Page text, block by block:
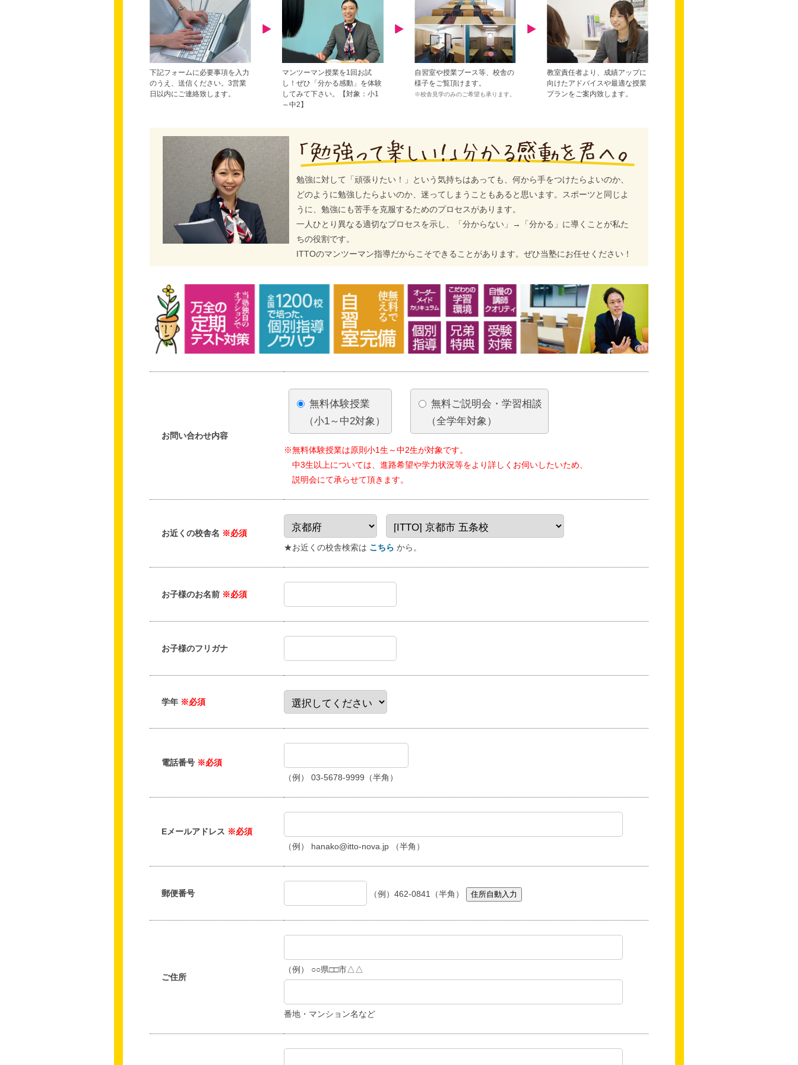
下記フォームに必要事項を入力
のうえ、送信ください。3営業
日以内にご連絡致します。
マンツーマン授業を1回お試
し！ぜひ「分かる感動」を体験
してみて下さい。【対象：小1
～中2】
自習室や授業ブース等、校舎の
様子をご覧頂けます。
※校舎見学のみのご希望も承ります。
教室責任者より、成績アップに
向けたアドバイスや最適な授業
プランをご案内致します。
勉強に対して「頑張りたい！」という気持ちはあっても、何から手をつけたらよいのか、
どのように勉強したらよいのか、迷ってしまうこともあると思います。スポーツと同じよ
うに、勉強にも苦手を克服するためのプロセスがあります。
一人ひとり異なる適切なプロセスを示し、「分からない」→「分かる」に導くことが私た
ちの役割です。
ITTOのマンツーマン指導だからこそできることがあります。ぜひ当塾にお任せください！
お問い合わせ内容
無料体験授業
（小1～中2対象）
無料ご説明会・学習相談
（全学年対象）
※無料体験授業は原則小1生～中2生が対象です。
中3生以上については、進路希望や学力状況等をより詳しくお伺いしたいため、
説明会にて承らせて頂きます。
お近くの校舎名 ※必須
★お近くの校舎検索は こちら から。
お子様のお名前 ※必須
お子様のフリガナ
学年 ※必須
電話番号 ※必須
（例） 03-5678-9999（半角）
Eメールアドレス ※必須
（例） hanako@itto-nova.jp （半角）
郵便番号 （例）462-0841（半角） 住所自動入力
ご住所
（例） ○○県□□市△△
番地・マンション名など